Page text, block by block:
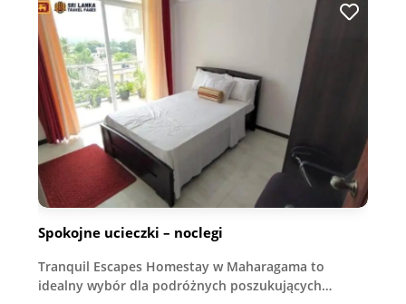
Spokojne ucieczki – noclegi
Tranquil Escapes Homestay w Maharagama to
idealny wybór dla podróżnych poszukujących…